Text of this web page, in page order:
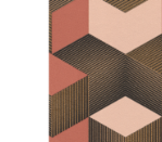
végére